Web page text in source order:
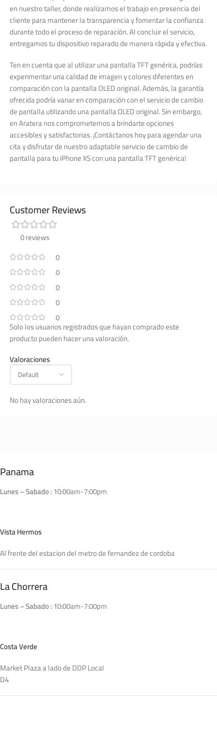
en nuestro taller, donde realizamos el trabajo en presencia del
cliente para mantener la transparencia y fomentar la confianza
durante todo el proceso de reparación. Al concluir el servicio,
entregamos tu dispositivo reparado de manera rápida y efectiva.
Ten en cuenta que al utilizar una pantalla TFT genérica, podrías
experimentar una calidad de imagen y colores diferentes en
comparación con la pantalla OLED original. Además, la garantía
ofrecida podría variar en comparación con el servicio de cambio
de pantalla utilizando una pantalla OLED original. Sin embargo,
en Aratera nos comprometemos a brindarte opciones
accesibles y satisfactorias. ¡Contáctanos hoy para agendar una
cita y disfrutar de nuestro adaptable servicio de cambio de
pantalla para tu iPhone XS con una pantalla TFT genérica!
Customer Reviews
0 reviews
0
0
0
0
0
Valoraciones
No hay valoraciones aún.
Solo los usuarios registrados que hayan comprado este
producto pueden hacer una valoración.
Panama
Lunes – Sabado :10:00am-7:00pm
Vista Hermos
Al frente del estacion del metro de fernandez de cordoba
La Chorrera
Lunes – Sabado :10:00am-7:00pm
Costa Verde
Market Plaza a lado de DDP Local
D4